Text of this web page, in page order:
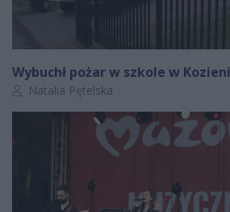
Wybuchł pożar w szkole w
Autor artykułu:
Natalia Pętelska